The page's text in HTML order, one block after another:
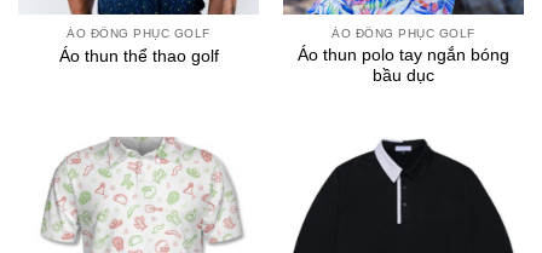
ÁO ĐỒNG PHỤC GOLF
Áo thun thể thao golf
ÁO ĐỒNG PHỤC GOLF
Áo thun polo tay ngắn bóng
bầu dục